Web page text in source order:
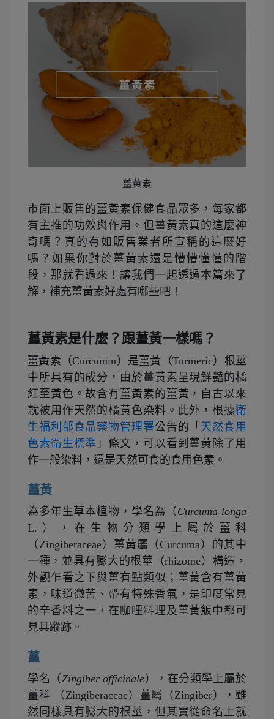
薑黃素
市面上販售的薑黃素保健食品眾多，每家都
有主推的功效與作用。但薑黃素真的這麼神
奇嗎？真的有如販售業者所宣稱的這麼好
嗎？如果你對於薑黃素還是懵懵懂懂的階
段，那就看過來！讓我們一起透過本篇來了
解，補充薑黃素好處有哪些吧！
薑黃素是什麼？跟薑黃一樣嗎？
薑黃素（Curcumin）是薑黃（Turmeric）根莖
中所具有的成分，由於薑黃素呈現鮮豔的橘
紅至黃色。故含有薑黃素的薑黃，自古以來
就被用作天然的橘黃色染料。此外，根據衛
生福利部食品藥物管理署公告的「 天然食用
色素衛生標準 」條文，可以看到薑黃除了用
作一般染料，還是天然可食的食用色素。
薑黃
為多年生草本植物，學名為（ Curcuma longa
L.），在生物分類學上屬於薑科
（Zingiberaceae）薑黃屬（Curcuma）的其中
一種，並具有膨大的根莖（rhizome）構造，
外觀乍看之下與薑有點類似；薑黃含有薑黃
素，味道微苦、帶有特殊香氣，是印度常見
的辛香料之一，在咖哩料理及薑黃飯中都可
見其蹤跡。
薑
學名（Zingiber officinale），在分類學上屬於
薑科 （Zingiberaceae）薑屬（Zingiber），雖
然同樣具有膨大的根莖，但其實從命名上就